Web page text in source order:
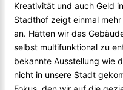
Kreativität und auch Geld
Stadthof zeigt einmal
an. Hätten wir das
selbst multifunktional zu
bekannte Ausstellung wie
nicht in unsere Stadt